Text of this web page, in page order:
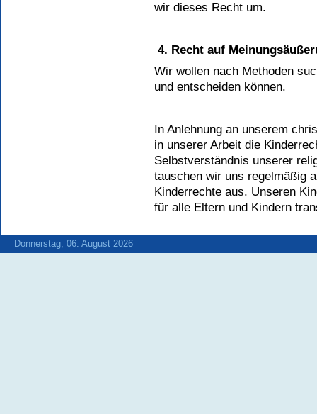
wir dieses Recht um.
4. Recht auf
Wir wollen nach Methoden
und entscheiden können.
In Anlehnung an unserem
in unserer Arbeit die
Selbstverständnis unserer
tauschen wir uns regelmäßig
Kinderrechte aus. Unseren
für alle Eltern und Kindern
Donnerstag, 06. August 2026